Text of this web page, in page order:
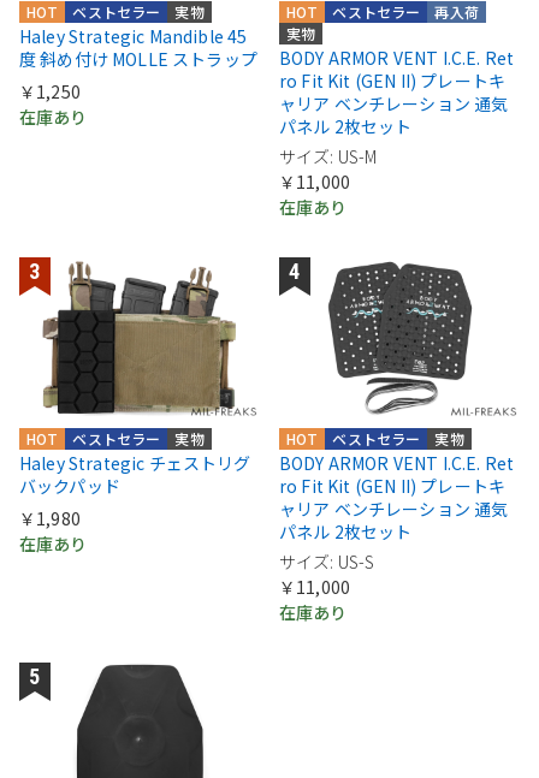
実物
ベストセラー
HOT
Haley Strategic Mandible 45
度 斜め付け MOLLE ストラップ
￥1,250
在庫あり
実物
再入荷
ベストセラー
HOT
BODY ARMOR VENT I.C.E. Ret
ro Fit Kit (GEN II) プレートキ
ャリア ベンチレーション 通気
パネル 2枚セット
サイズ: US-M
￥11,000
在庫あり
実物
ベストセラー
HOT
Haley Strategic チェストリグ
バックパッド
￥1,980
在庫あり
実物
ベストセラー
HOT
BODY ARMOR VENT I.C.E. Ret
ro Fit Kit (GEN II) プレートキ
ャリア ベンチレーション 通気
パネル 2枚セット
サイズ: US-S
￥11,000
在庫あり